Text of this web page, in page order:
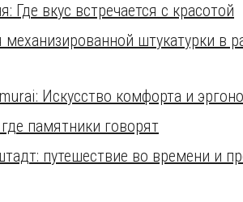
Где вкус встречается с красотой
штукатурки в
Искусство комфорта и
памятники говорят
путешествие во времени и